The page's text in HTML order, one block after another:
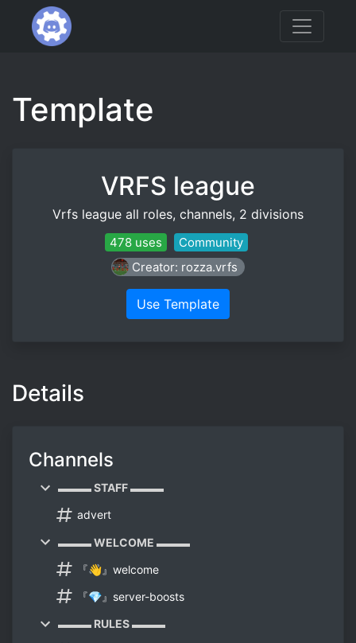
Template
VRFS league
Vrfs league all roles, channels, 2 divisions
478 uses
Community
Creator: rozza.vrfs
Use Template
Details
Channels
▬▬▬ STAFF ▬▬▬
advert
▬▬▬ WELCOME ▬▬▬
『👋』welcome
『💎』server-boosts
▬▬▬ RULES ▬▬▬